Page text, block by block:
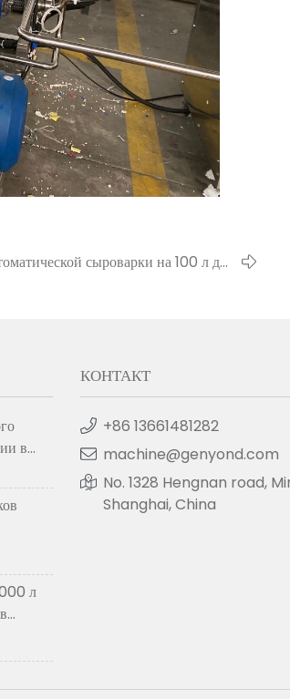
сыроварки на 100 л для
в
л
КОНТАКТ
+86 13661481282
machine@genyond.com
No. 1328 Hengnan road,
Shanghai, China